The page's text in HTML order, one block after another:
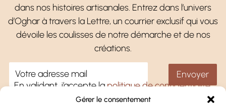
Gérer le consentement
dans nos histoires artisanales. Entrez dans l’univers
d’Oghar à travers la Lettre, un courrier exclusif qui vous
dévoile les coulisses de notre démarche et de nos
créations.
En validant, j’accepte la politique de confidentialité.